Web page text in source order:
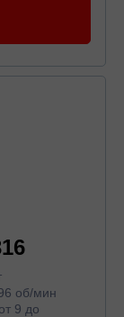
об/мин
от 9 до